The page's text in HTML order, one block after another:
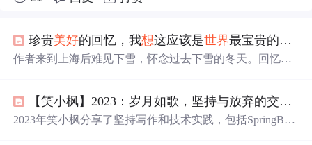
珍贵美好的回忆，我想这应该是世界最宝贵的东西
作者来到上海后难见下雪，怀念过去下雪的冬天。回忆几
贵
美好的回忆是世界最宝贵的东西 。 【笑小枫】2023：岁月如歌，坚持与放弃的交织；2024：新的征程，希望与期望的绽放
2023年笑小枫分享了坚持写作和技术实践，包括SpringBoot